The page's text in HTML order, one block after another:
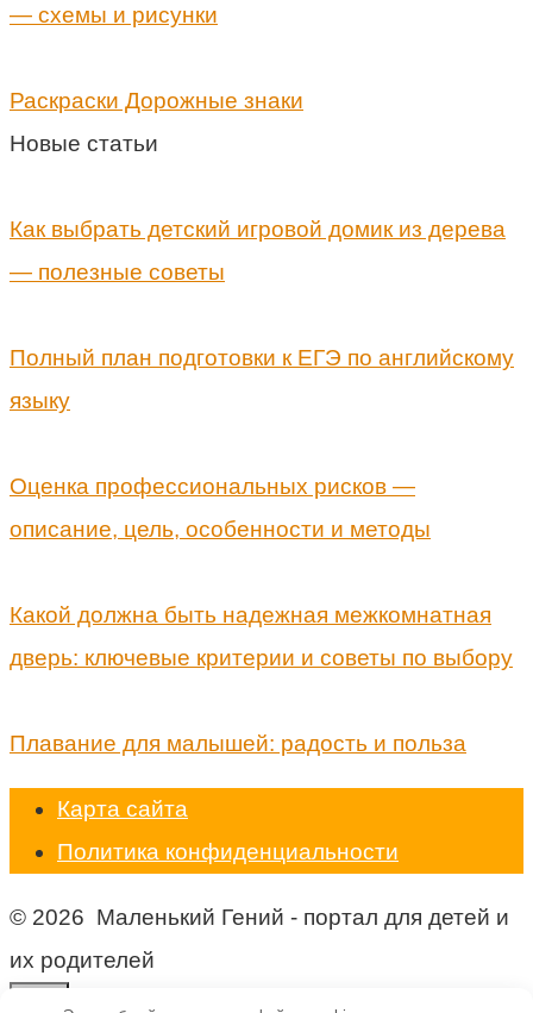
— схемы и рисунки
Раскраски Дорожные знаки
Новые статьи
Как выбрать детский игровой домик из дерева
— полезные советы
Полный план подготовки к ЕГЭ по английскому
языку
Оценка профессиональных рисков —
описание, цель, особенности и методы
Какой должна быть надежная межкомнатная
дверь: ключевые критерии и советы по выбору
Плавание для малышей: радость и польза
Карта сайта
Политика конфиденциальности
© 2026 Маленький Гений - портал для детей и
их родителей